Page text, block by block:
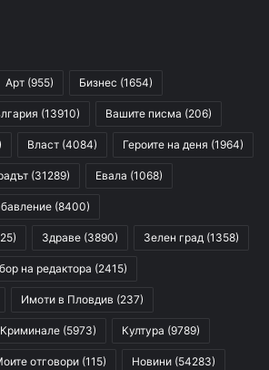
Арт (955) Бизнес (1654)
(13910) Вашите писма (206)
Власт (4084) Героите на деня (1964)
(31289) Евала (1068)
(8400)
Здраве (3890) Зелен град (1358)
на редактора (2415)
Имоти в Пловдив (237)
Криминале (5973) Култура (9789)
отговори (115) Новини (54283)